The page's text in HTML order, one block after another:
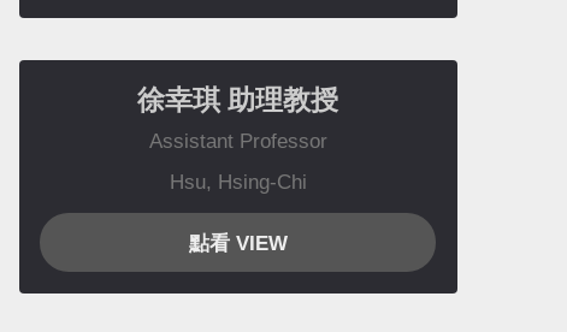
徐幸琪助理教授
Assistant Professor
Hsu, Hsing-Chi
點看 VIEW